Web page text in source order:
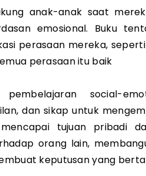
anak-anak saat
emosional. Buku
perasaan mereka,
perasaan itu baik
pembelajaran social-
dan sikap untuk
tujuan pribadi
orang lain,
keputusan yang